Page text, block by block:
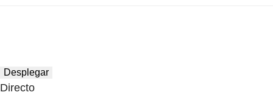
Desplegar
Directo